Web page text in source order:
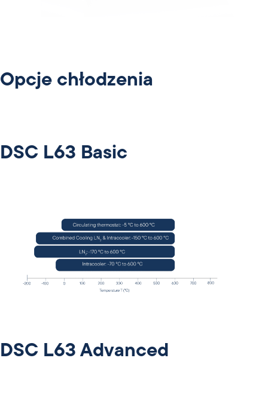
Opcje chłodzenia
DSC L63 Basic
DSC L63 Advanced